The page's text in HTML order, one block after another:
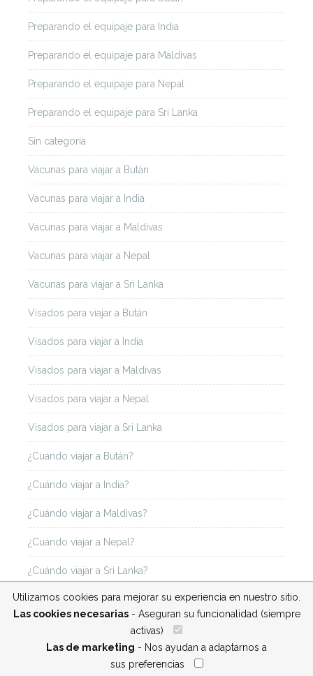
Preparando el equipaje para India
Preparando el equipaje para Maldivas
Preparando el equipaje para Nepal
Preparando el equipaje para Sri Lanka
Sin categoría
Vacunas para viajar a Bután
Vacunas para viajar a India
Vacunas para viajar a Maldivas
Vacunas para viajar a Nepal
Vacunas para viajar a Sri Lanka
Visados para viajar a Bután
Visados para viajar a India
Visados para viajar a Maldivas
Visados para viajar a Nepal
Visados para viajar a Sri Lanka
¿Cuándo viajar a Bután?
¿Cuándo viajar a India?
¿Cuándo viajar a Maldivas?
¿Cuándo viajar a Nepal?
¿Cuándo viajar a Sri Lanka?
Utilizamos cookies para mejorar su experiencia en nuestro sitio.
Las cookies necesarias- Aseguran su funcionalidad (siempre
activas)
Las de marketing - Nos ayudan a adaptarnos a
sus preferencias